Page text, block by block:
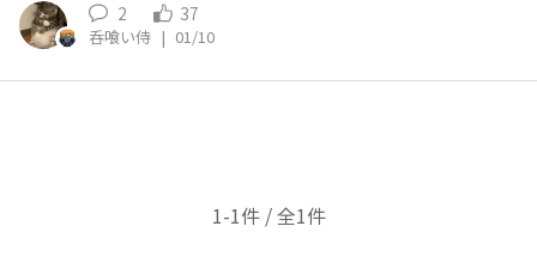
2 37
呑喰い侍 | 01/10
1-1件 / 全1件